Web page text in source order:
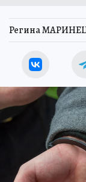
Регина